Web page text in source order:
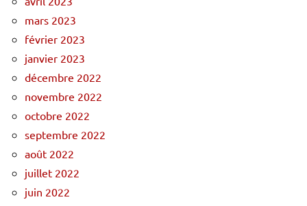
mars 2023
février 2023
janvier 2023
décembre 2022
novembre 2022
octobre 2022
septembre 2022
août 2022
juillet 2022
juin 2022